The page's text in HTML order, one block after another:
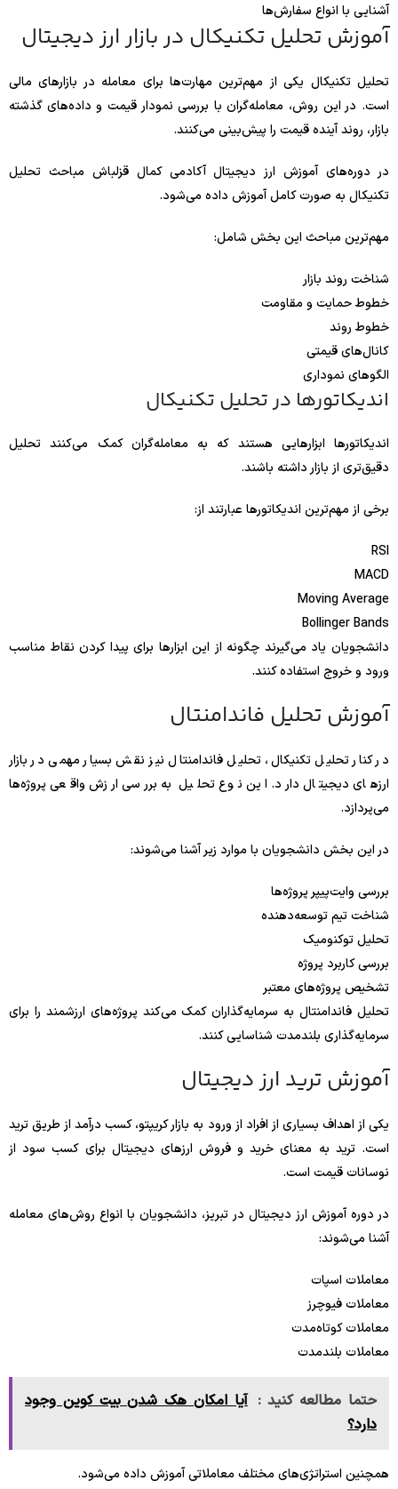
آشنایی با انواع سفارش‌ها
آموزش تحلیل تکنیکال در بازار ارز دیجیتال
تحلیل تکنیکال یکی از مهم‌ترین مهارت‌ها برای معامله در بازارهای مالی
است. در این روش، معامله‌گران با بررسی نمودار قیمت و داده‌های گذشته
بازار، روند آینده قیمت را پیش‌بینی می‌کنند.
در دوره‌های آموزش ارز دیجیتال آکادمی کمال قزلباش مباحث تحلیل
تکنیکال به صورت کامل آموزش داده می‌شود.
مهم‌ترین مباحث این بخش شامل:
شناخت روند بازار
خطوط حمایت و مقاومت
خطوط روند
کانال‌های قیمتی
الگوهای نموداری
اندیکاتورها در تحلیل تکنیکال
اندیکاتورها ابزارهایی هستند که به معامله‌گران کمک می‌کنند تحلیل
دقیق‌تری از بازار داشته باشند.
برخی از مهم‌ترین اندیکاتورها عبارتند از:
RSI
MACD
Moving Average
Bollinger Bands
دانشجویان یاد می‌گیرند چگونه از این ابزارها برای پیدا کردن نقاط مناسب
ورود و خروج استفاده کنند.
آموزش تحلیل فاندامنتال
در کنار تحلیل تکنیکال، تحلیل فاندامنتال نیز نقش بسیار مهمی در بازار
ارزهای دیجیتال دارد. این نوع تحلیل به بررسی ارزش واقعی پروژه‌ها
می‌پردازد.
در این بخش دانشجویان با موارد زیر آشنا می‌شوند:
بررسی وایت‌پیپر پروژه‌ها
شناخت تیم توسعه‌دهنده
تحلیل توکنومیک
بررسی کاربرد پروژه
تشخیص پروژه‌های معتبر
تحلیل فاندامنتال به سرمایه‌گذاران کمک می‌کند پروژه‌های ارزشمند را برای
سرمایه‌گذاری بلندمدت شناسایی کنند.
آموزش ترید ارز دیجیتال
یکی از اهداف بسیاری از افراد از ورود به بازار کریپتو، کسب درآمد از طریق ترید
است. ترید به معنای خرید و فروش ارزهای دیجیتال برای کسب سود از
نوسانات قیمت است.
در دوره آموزش ارز دیجیتال در تبریز، دانشجویان با انواع روش‌های معامله
آشنا می‌شوند:
معاملات اسپات
معاملات فیوچرز
معاملات کوتاه‌مدت
معاملات بلندمدت
حتما مطالعه کنید : آیا امکان هک شدن بیت کوین وجود
دارد؟
همچنین استراتژی‌های مختلف معاملاتی آموزش داده می‌شود.